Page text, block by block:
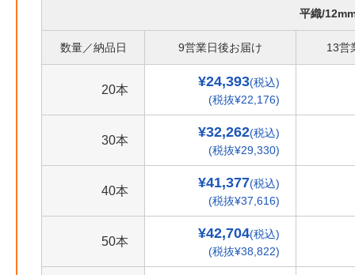
平織/
数量／納品日 9営業日後お届け 13営
20本
¥24,393(税込)
(税抜¥22,176)
30本
¥32,262(税込)
(税抜¥29,330)
40本
¥41,377(税込)
(税抜¥37,616)
50本
¥42,704(税込)
(税抜¥38,822)